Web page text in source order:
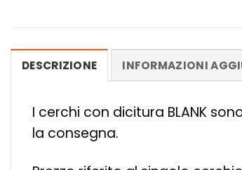
DESCRIZIONE INFORMAZIONI
I cerchi con dicitura BLANK
la consegna.